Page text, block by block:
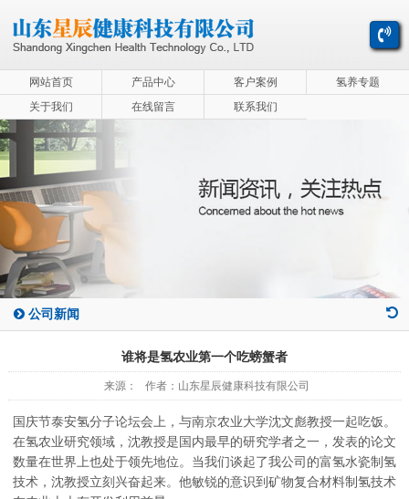
网站首页 产品中心 客户案例
氢养专题
关于我们
在线留言 联系我们
公司新闻
谁将是氢农业第一个吃螃蟹者
来源： 作者：山东星辰健康科技有限公司
国庆节泰安氢分子论坛会上，与南京农业大学沈文彪教授一起吃饭。
在氢农业研究领域，沈教授是国内最早的研究学者之一，发表的论文
数量在世界上也处于领先地位。当我们谈起了我公司的富氢水瓷制氢
技术，沈教授立刻兴奋起来。他敏锐的意识到矿物复合材料制氢技术